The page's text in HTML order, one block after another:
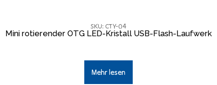
SKU: CTY-04
Mini rotierender OTG LED-Kristall USB-Flash-Laufwerk
Mehr lesen